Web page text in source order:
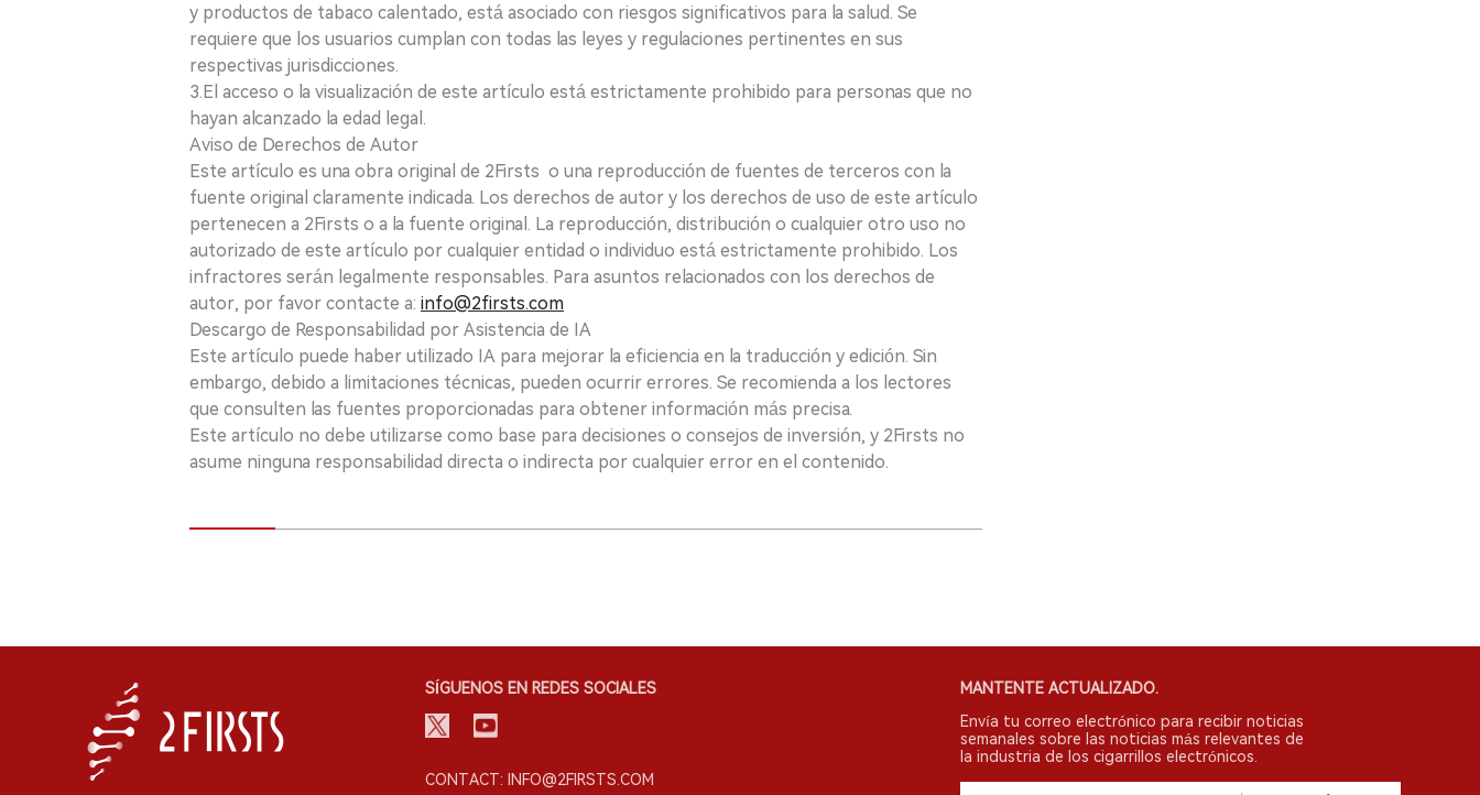
y productos de tabaco calentado, está asociado con riesgos significativos para la salud. Se
requiere que los usuarios cumplan con todas las leyes y regulaciones pertinentes en sus
respectivas jurisdicciones.
3.El acceso o la visualización de este artículo está estrictamente prohibido para personas que no
hayan alcanzado la edad legal.
Aviso de Derechos de Autor
Este artículo es una obra original de 2Firsts o una reproducción de fuentes de terceros con la
fuente original claramente indicada. Los derechos de autor y los derechos de uso de este artículo
pertenecen a 2Firsts o a la fuente original. La reproducción, distribución o cualquier otro uso no
autorizado de este artículo por cualquier entidad o individuo está estrictamente prohibido. Los
infractores serán legalmente responsables. Para asuntos relacionados con los derechos de
autor, por favor contacte a: info@2firsts.com
Descargo de Responsabilidad por Asistencia de IA
Este artículo puede haber utilizado IA para mejorar la eficiencia en la traducción y edición. Sin
embargo, debido a limitaciones técnicas, pueden ocurrir errores. Se recomienda a los lectores
que consulten las fuentes proporcionadas para obtener información más precisa.
Este artículo no debe utilizarse como base para decisiones o consejos de inversión, y 2Firsts no
asume ninguna responsabilidad directa o indirecta por cualquier error en el contenido.
SÍGUENOS EN REDES SOCIALES
CONTACT: INFO@2FIRSTS.COM
MANTENTE ACTUALIZADO.
Envía tu correo electrónico para recibir noticias
semanales sobre las noticias más relevantes de
la industria de los cigarrillos electrónicos.